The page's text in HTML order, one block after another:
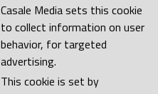
Casale Media sets this cookie
to collect information on user
behavior, for targeted
advertising.
This cookie is set by